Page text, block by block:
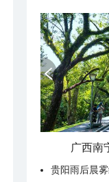
广西南
贵阳雨后晨